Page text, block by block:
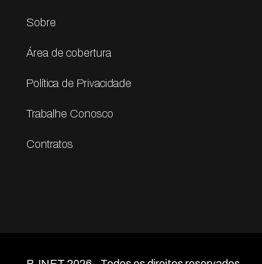
Sobre
Área de cobertura
Política de Privacidade
Trabalhe Conosco
Contratos